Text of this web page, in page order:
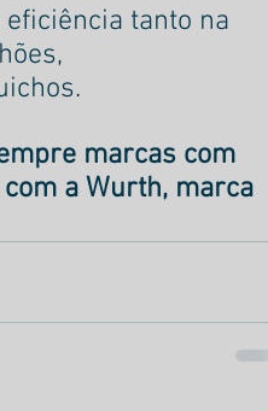
tanto na
marcas com
a Wurth, marca